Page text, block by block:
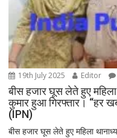
19th July 2025 Editor
बीस हजार घूस लेते हुए
कुमार हुआ गिरफ्तार। “हर
(IPN)
बीस हजार घूस लेते हुए महिला